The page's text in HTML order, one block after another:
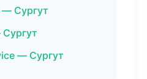
— Сургут
— Сургут